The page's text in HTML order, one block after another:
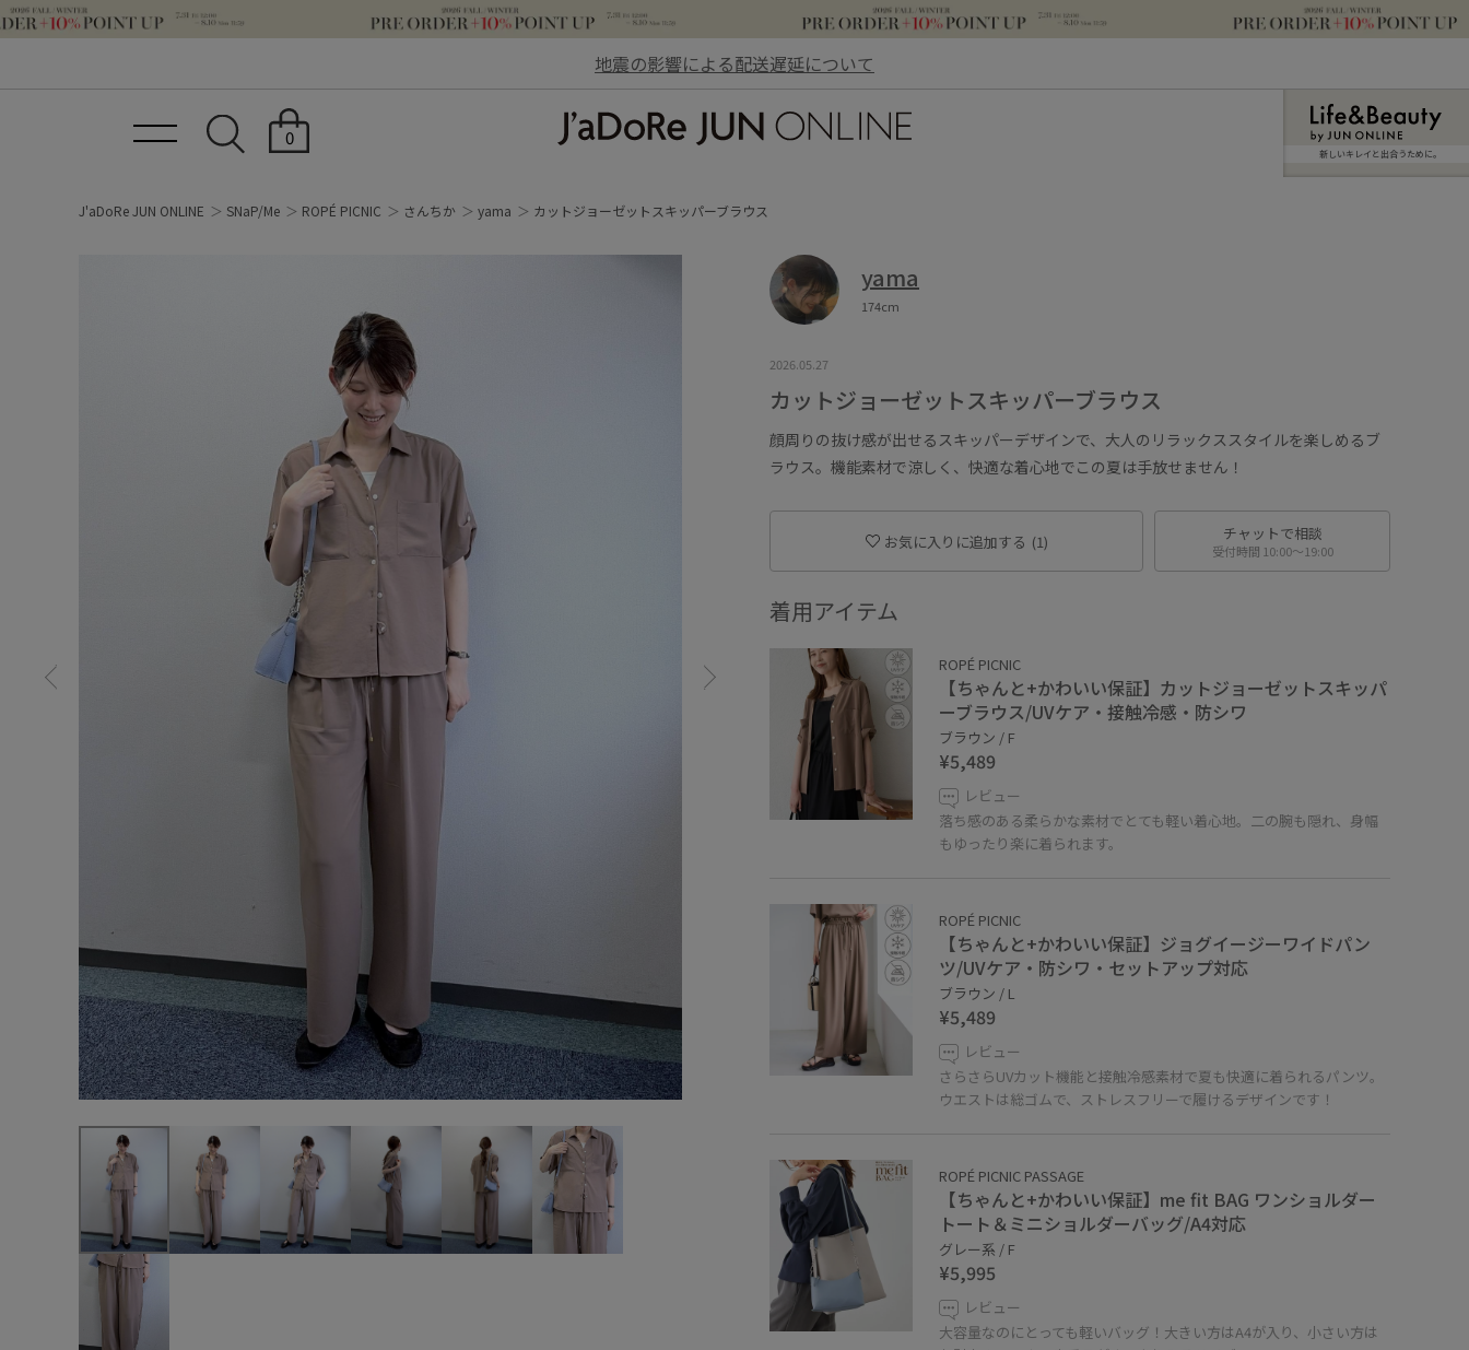
地震の影響による配送遅延について
0
新しいキレイと出合うために。
J'aDoRe JUN ONLINE SNaP/Me ROPÉ PICNIC さんちか yama カットジョーゼットスキッパーブラウス
yama
174cm
2026.05.27
カットジョーゼットスキッパーブラウス
顔周りの抜け感が出せるスキッパーデザインで、大人のリラックススタイルを楽しめるブ
ラウス。機能素材で涼しく、快適な着心地でこの夏は手放せません！
お気に入りに追加する (1) チャットで相談
受付時間 10:00〜19:00
着用アイテム
ROPÉ PICNIC
【ちゃんと+かわいい保証】カットジョーゼットスキッパ
ーブラウス/UVケア・接触冷感・防シワ
ブラウン / F
¥5,489
レビュー
落ち感のある柔らかな素材でとても軽い着心地。二の腕も隠れ、身幅
もゆったり楽に着られます。
ROPÉ PICNIC
【ちゃんと+かわいい保証】ジョグイージーワイドパン
ツ/UVケア・防シワ・セットアップ対応
ブラウン / L
¥5,489
レビュー
さらさらUVカット機能と接触冷感素材で夏も快適に着られるパンツ。
ウエストは総ゴムで、ストレスフリーで履けるデザインです！
ROPÉ PICNIC PASSAGE
【ちゃんと+かわいい保証】me fit BAG ワンショルダー
トート＆ミニショルダーバッグ/A4対応
グレー系 / F
¥5,995
レビュー
大容量なのにとっても軽いバッグ！大きい方はA4が入り、小さい方は